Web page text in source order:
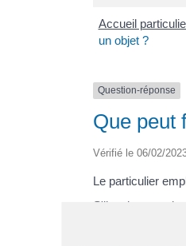
Accueil
un objet ?
Question-réponse
Que peut
Vérifié le 06/02/
Le particulier
S'il estime que
dronne.fr/infos-